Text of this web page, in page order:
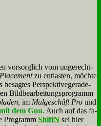
vor­sorg­lich vom un­ge­recht­
zu ent­la­sten, möch­te
be­sag­tes Per­spek­ti­ve­ge­ra­de­
Bild­be­ar­bei­tungs­pro­gramm
, im Mal­ge­schäft Pro und
dem Gnu. Auch auf das fa­
Pro­gramm ShiftN sei hier